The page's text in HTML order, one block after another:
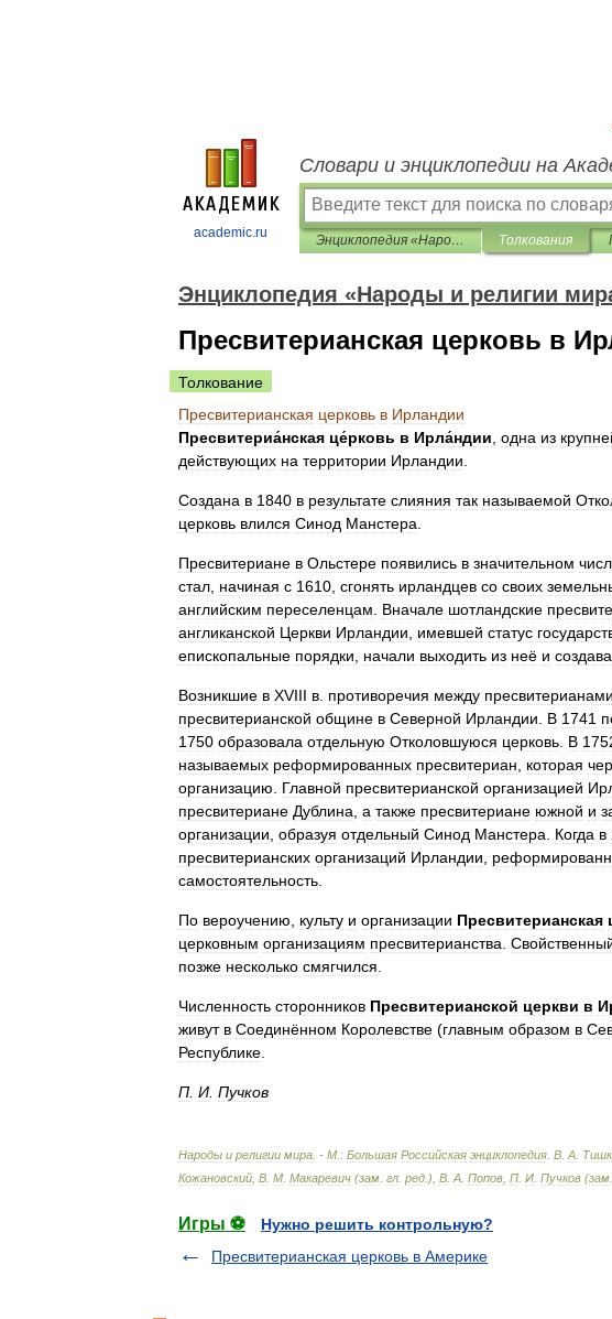
academic.ru
Словари и энциклопедии на
Энциклопедия «Народы и религии мира» Толкования
Энциклопедия «Народы и религии
Пресвитерианская церковь в
Толкование
Пресвитерианская церковь в Ирландии
Пресвитериа́нская це́рковь в Ирла́ндии одна из
действующих на территории Ирландии
Создана в 1840 в результате слияния так называемой
церковь влился Синод Манстера
Пресвитериане в Ольстере появились в значительном
стал начиная с 1610 сгонять ирландцев со своих
английским переселенцам Вначале шотландские
англиканской Церкви Ирландии имевшей статус
епископальные порядки начали выходить из неё и
Возникшие в XVIII в противоречия между пресвитерианами
пресвитерианской общине в Северной Ирландии В 1741
1750 образовала отдельную Отколовшуюся церковь В
называемых реформированных пресвитериан которая
организацию
Главной пресвитерианской организацией
пресвитериане Дублина а также пресвитериане южной и
организации образуя отдельный Синод Манстера Когда в
пресвитерианских организаций Ирландии
самостоятельность
По вероучению культу и организации Пресвитерианская
церковным организациям пресвитерианства
позже несколько смягчился
Численность сторонников Пресвитерианской церкви в
живут в Соединённом Королевстве (главным образом в
Республике
П И Пучков
Народы и религии мира . - М : Большая Российская энциклопедия В А
Кожановский В М Макаревич (зам гл ред .), В А Попов П И Пучков (зам
Игры ⚽
Нужно решить контрольную?
Пресвитерианская церковь в Америке